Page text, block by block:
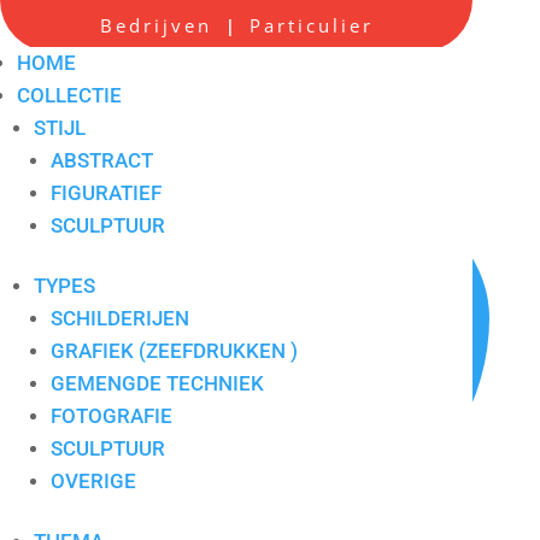
Bedrijven | Particulier
HOME
COLLECTIE
STIJL
ABSTRACT
FIGURATIEF
SCULPTUUR
TYPES
SCHILDERIJEN
GRAFIEK (ZEEFDRUKKEN )
GEMENGDE TECHNIEK
FOTOGRAFIE
SCULPTUUR
OVERIGE
Lost memories
Artikelnummer: